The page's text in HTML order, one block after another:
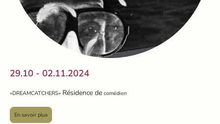
29.10 - 02.11.2024
«DREAMCATCHERS» Résidence de comédien
En savoir plus